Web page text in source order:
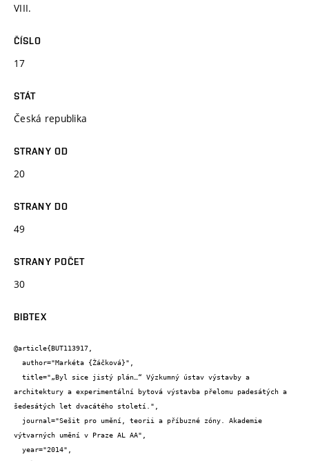
VIII.
ČÍSLO
17
STÁT
Česká republika
STRANY OD
20
STRANY DO
49
STRANY POČET
30
BIBTEX
@article{BUT113917,
architektury a experimentální bytová výstavba přelomu padesátých a
šedesátých let dvacátého století.",
výtvarných umění v Praze AL AA",